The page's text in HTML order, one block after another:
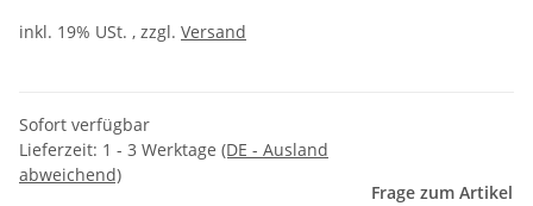
inkl. 19% USt. , zzgl. Versand
Sofort verfügbar
Lieferzeit: 1 - 3 Werktage (DE - Ausland
abweichend)
Frage zum Artikel